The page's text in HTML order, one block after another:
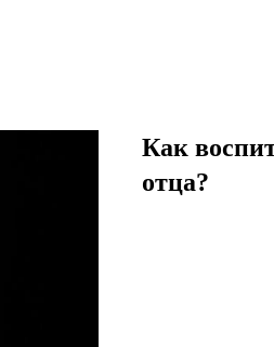
Как
отца?